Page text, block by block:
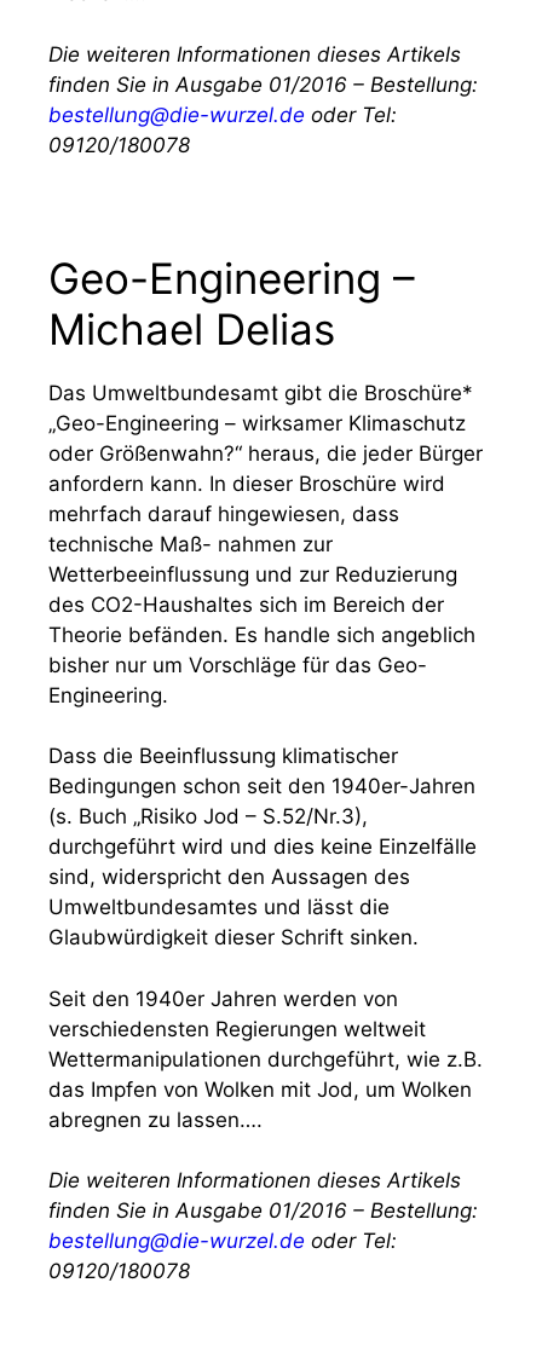
Die weiteren Informationen dieses Artikels
finden Sie in Ausgabe 01/2016 – Bestellung:
bestellung@die-wurzel.de oder Tel:
09120/180078
Geo-Engineering –
Michael Delias
Das Umweltbundesamt gibt die Broschüre*
„Geo-Engineering – wirksamer Klimaschutz
oder Größenwahn?“ heraus, die jeder Bürger
anfordern kann. In dieser Broschüre wird
mehrfach darauf hingewiesen, dass
technische Maß- nahmen zur
Wetterbeeinflussung und zur Reduzierung
des CO2-Haushaltes sich im Bereich der
Theorie befänden. Es handle sich angeblich
bisher nur um Vorschläge für das Geo-
Engineering.
Dass die Beeinflussung klimatischer
Bedingungen schon seit den 1940er-Jahren
(s. Buch „Risiko Jod – S.52/Nr.3),
durchgeführt wird und dies keine Einzelfälle
sind, widerspricht den Aussagen des
Umweltbundesamtes und lässt die
Glaubwürdigkeit dieser Schrift sinken.
Seit den 1940er Jahren werden von
verschiedensten Regierungen weltweit
Wettermanipulationen durchgeführt, wie z.B.
das Impfen von Wolken mit Jod, um Wolken
abregnen zu lassen….
Die weiteren Informationen dieses Artikels
finden Sie in Ausgabe 01/2016 – Bestellung:
bestellung@die-wurzel.de oder Tel:
09120/180078